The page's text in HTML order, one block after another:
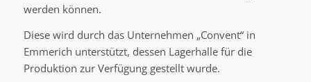
werden können.
Diese wird durch das Unternehmen „Convent“ in
Emmerich unterstützt, dessen Lagerhalle für die
Produktion zur Verfügung gestellt wurde.